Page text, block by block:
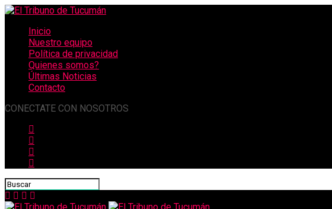
Inicio
Nuestro equipo
Política de privacidad
Quienes somos?
Últimas Noticias
Contacto
CONECTATE CON NOSOTROS